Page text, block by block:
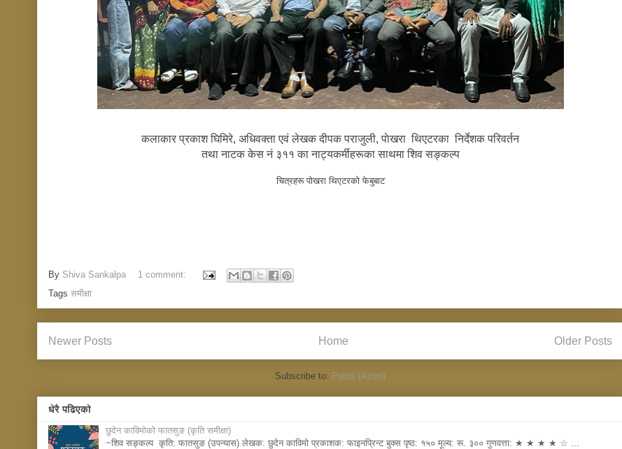
कलाकार प्रकाश घिमिरे, अधिवक्ता एवं लेखक दीपक पराजुली, पाेखरा थिएटरका निर्देशक परिवर्तन
तथा नाटक केस नं ३११ का नाट्यकर्मीहरूका साथमा शिव सङ्कल्प
चित्रहरू पाेखरा थिएटरकाे फेबुबाट
By Shiva Sankalpa
1 comment:
Tags समीक्षा
Newer Posts Older Posts
Home
Subscribe to: Posts (Atom)
धेरै पढिएकाे
छुदेन काविमोको फातसुङ (कृति समीक्षा)
~शिव सङ्कल्प कृति: फातसुङ (उपन्यास) लेखक: छुदेन काविमो प्रकाशक: फाइनप्रिन्ट बुक्स पृष्ठ: १५० मूल्य: रू. ३०० गुणवत्ता: ★ ★ ★ ★ ☆ ...